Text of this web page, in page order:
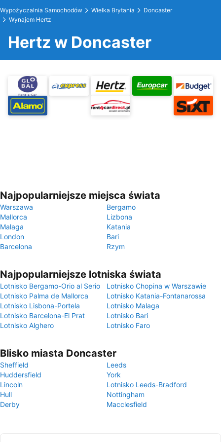
Wypożyczalnia Samochodów Wielka Brytania
Doncaster
Wynajem Hertz
Hertz w Doncaster
Najpopularniejsze miejsca świata
Warszawa
Bergamo
Mallorca
Lizbona
Malaga
Katania
London
Bari
Barcelona
Rzym
Najpopularniejsze lotniska świata
Lotnisko Bergamo-Orio al Serio
Lotnisko Chopina w Warszawie
Lotnisko Palma de Mallorca
Lotnisko Katania-Fontanarossa
Lotnisko Lisbona-Portela
Lotnisko Malaga
Lotnisko Barcelona-El Prat
Lotnisko Bari
Lotnisko Alghero
Lotnisko Faro
Blisko miasta Doncaster
Sheffield
Leeds
Huddersfield
York
Lincoln
Lotnisko Leeds-Bradford
Hull
Nottingham
Derby
Macclesfield